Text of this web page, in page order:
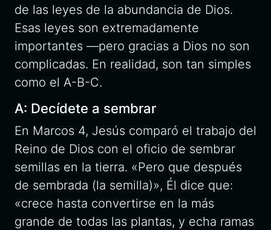
de las leyes de la abundancia de Dios.
Esas leyes son extremadamente
importantes —pero gracias a Dios no son
complicadas. En realidad, son tan simples
como el A-B-C.
A: Decídete a sembrar
En Marcos 4, Jesús comparó el trabajo del
Reino de Dios con el oficio de sembrar
semillas en la tierra. «Pero que después
de sembrada (la semilla)», Él dice que:
«crece hasta convertirse en la más
grande de todas las plantas, y echa ramas